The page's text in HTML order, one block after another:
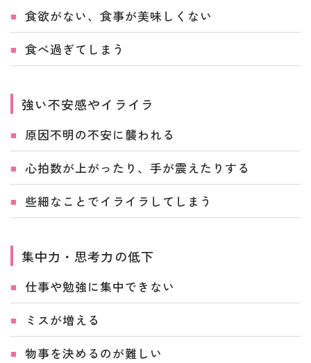
食欲がない、食事が美味しくない
食べ過ぎてしまう
強い不安感やイライラ
原因不明の不安に襲われる
心拍数が上がったり、手が震えたりする
些細なことでイライラしてしまう
集中力・思考力の低下
仕事や勉強に集中できない
ミスが増える
物事を決めるのが難しい